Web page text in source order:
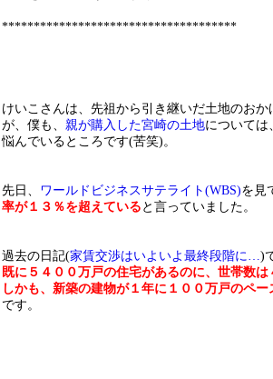
*************************************
けいこさんは、先祖から引き継いだ土地のお
が、僕も、 親が購入した宮崎の土地については
悩んでいるところです(苦笑)。
先日、 ワールドビジネスサテライト(WBS)を見
率が１３％を超えている と言っていました。
過去の日記(家賃交渉はいよいよ最終段階に…)
既に５４００万戸の住宅があるのに、世帯数
しかも、新築の建物が１年に１００万戸のペー
です。